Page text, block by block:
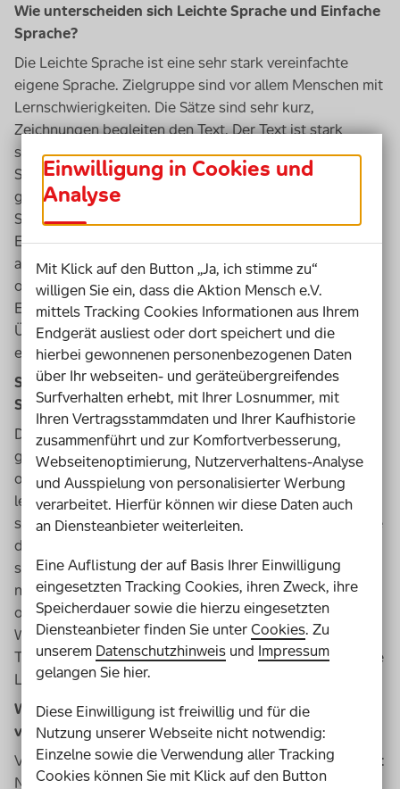
Wie unterscheiden sich Leichte Sprache und Einfache
Sprache?
Die Leichte Sprache ist eine sehr stark vereinfachte
eigene Sprache. Zielgruppe sind vor allem Menschen mit
Lernschwierigkeiten. Die Sätze sind sehr kurz,
Zeichnungen begleiten den Text. Der Text ist stark
strukturiert durch Absätze, Aufzählungen und
Stichpunkte. Menschen, die nicht zur Zielgruppe
gehören, merken sofort, wenn sie einen Text in Leichter
Sprache lesen. Sie spüren eine Irritation. Bei Texten in
Einfacher Sprache ist das anders. Menschen mit
ausreichender bis sehr guter Lesekompetenz kommen
ohne große Anstrengung oder Irritation durch Texte in
Einfacher Sprache und verstehen den Inhalt sofort.
Übrigens: Die meisten Regeln der Einfachen Sprache
entsprechen denen für gute Texte im Journalismus.
Sie sind Übersetzerin und Trainerin für Einfache
Sprache. Warum sollte ich Einfache Sprache lernen?
Der Journalist und Sprach-Experte Wolf Schneider hat
gesagt: „Einer muss sich plagen, entweder der Leser
oder der Schreiber“. Ich finde, jede und jeder sollte
lernen, wie man sich klar ausdrückt und attraktive Texte
schreibt, die alle verstehen. Ich glaube, insgesamt würde
dann die Kommunikation viel besser funktionieren. Wer
sich mit Einfacher Sprache beschäftigt, lernt Sprache
nochmal aus einem ganz anderen Blickwinkel kennen. Er
oder sie macht sich Gedanken über die Bedeutung von
Wörtern und wie sie wirken, über die Struktur eines
Textes und vor allem über die Zielgruppe des Textes: die
Leser*innen.
Was macht denn Texte kompliziert und schwer zu
verstehen?
Vier Angewohnheiten machen Texte unnötig kompliziert:
Nominalstil, Passivkonstruktion, viele Adjektive und
Einwilligung in Cookies und
Analyse
Mit Klick auf den Button „Ja, ich stimme zu“
willigen Sie ein, dass die Aktion Mensch e.V.
mittels Tracking Cookies Informationen aus Ihrem
Endgerät ausliest oder dort speichert und die
hierbei gewonnenen personenbezogenen Daten
über Ihr webseiten- und geräteübergreifendes
Surfverhalten erhebt, mit Ihrer Losnummer, mit
Ihren Vertragsstammdaten und Ihrer Kaufhistorie
zusammenführt und zur Komfortverbesserung,
Webseitenoptimierung, Nutzerverhaltens-Analyse
und Ausspielung von personalisierter Werbung
verarbeitet. Hierfür können wir diese Daten auch
an Diensteanbieter weiterleiten.
Eine Auflistung der auf Basis Ihrer Einwilligung
eingesetzten Tracking Cookies, ihren Zweck, ihre
Speicherdauer sowie die hierzu eingesetzten
Diensteanbieter finden Sie unterCookies. Zu
unserem Datenschutzhinweis und Impressum
gelangen Sie hier.
Diese Einwilligung ist freiwillig und für die
Nutzung unserer Webseite nicht notwendig:
Einzelne sowie die Verwendung aller Tracking
Cookies können Sie mit Klick auf den Button